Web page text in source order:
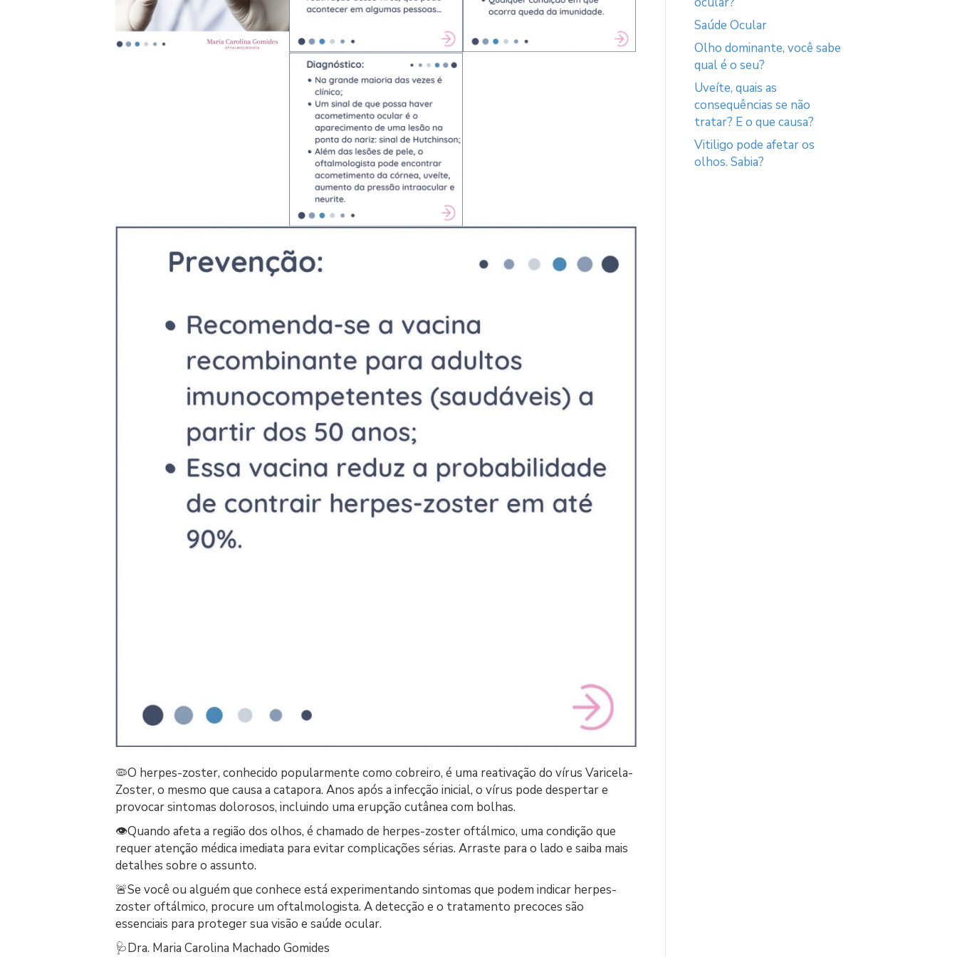
🦠O herpes-zoster, conhecido popularmente como cobreiro, é uma reativação do vírus Varicela-
Zoster, o mesmo que causa a catapora. Anos após a infecção inicial, o vírus pode despertar e
provocar sintomas dolorosos, incluindo uma erupção cutânea com bolhas.
👁Quando afeta a região dos olhos, é chamado de herpes-zoster oftálmico, uma condição que
requer atenção médica imediata para evitar complicações sérias. Arraste para o lado e saiba mais
detalhes sobre o assunto.
🚨Se você ou alguém que conhece está experimentando sintomas que podem indicar herpes-
zoster oftálmico, procure um oftalmologista. A detecção e o tratamento precoces são
essenciais para proteger sua visão e saúde ocular.
🩺Dra. Maria Carolina Machado Gomides
Saúde Ocular
Olho dominante, você sabe
qual é o seu?
Uveíte, quais as
consequências se não
tratar? E o que causa?
Vitiligo pode afetar os
olhos. Sabia?